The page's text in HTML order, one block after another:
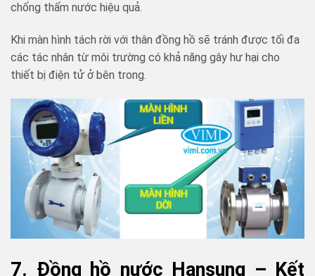
chống thấm nước hiệu quả.
Khi màn hình tách rời với thân đồng hồ sẽ tránh được tối đa
các tác nhân từ môi trường có khả năng gây hư hại cho
thiết bị điện tử ở bên trong.
7. Đồng hồ nước Hansung – Kết